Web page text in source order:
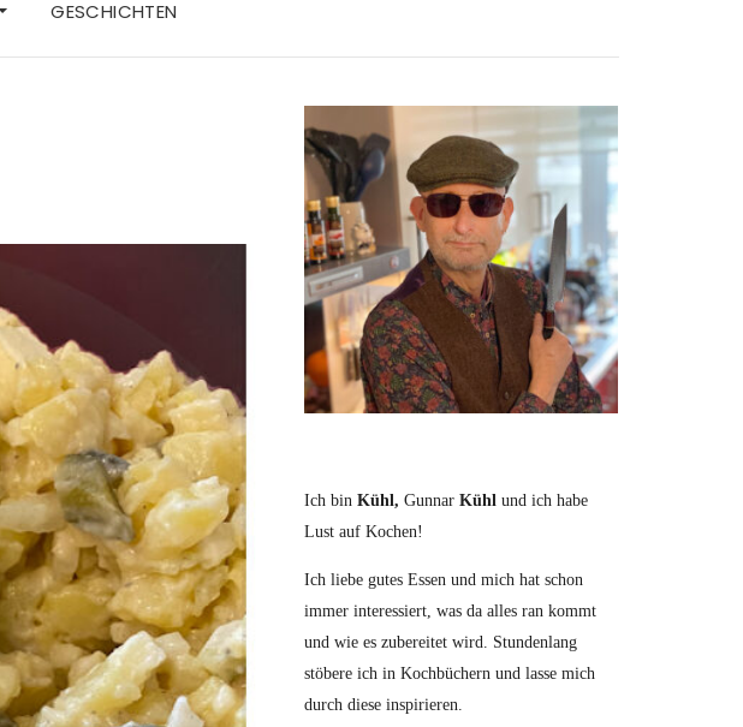
GESCHICHTEN
Ich bin Kühl, Gunnar Kühl und ich habe
Lust auf Kochen!
Ich liebe gutes Essen und mich hat schon
immer interessiert, was da alles ran kommt
und wie es zubereitet wird. Stundenlang
stöbere ich in Kochbüchern und lasse mich
durch diese inspirieren.